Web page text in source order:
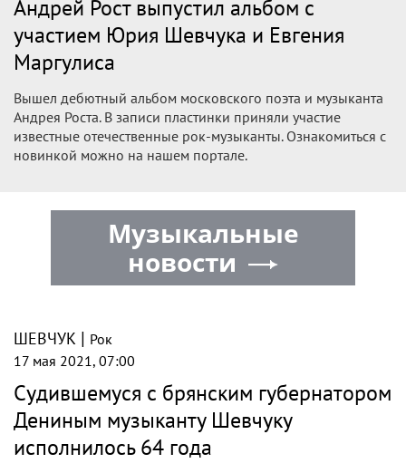
Андрей Рост выпустил альбом с
участием Юрия Шевчука и Евгения
Маргулиса
Вышел дебютный альбом московского поэта и музыканта
Андрея Роста. В записи пластинки приняли участие
известные отечественные рок-музыканты. Ознакомиться с
новинкой можно на нашем портале.
ШЕВЧУК | Рок
17 мая 2021, 07:00
Судившемуся с брянским губернатором
Дениным музыканту Шевчуку
исполнилось 64 года
Музыкальные
новости